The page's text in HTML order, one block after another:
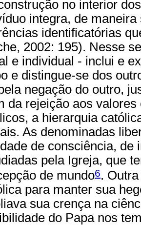
no interior
integra, de
identificatórias
2002: 195). Nesse
e individual - inclui e
e distingue-se dos
negação do outro,
da rejeição aos
a hierarquia
As denominadas
de consciência,
pela Igreja, que
de mundo6.
para manter sua
sua crença na
do Papa nos